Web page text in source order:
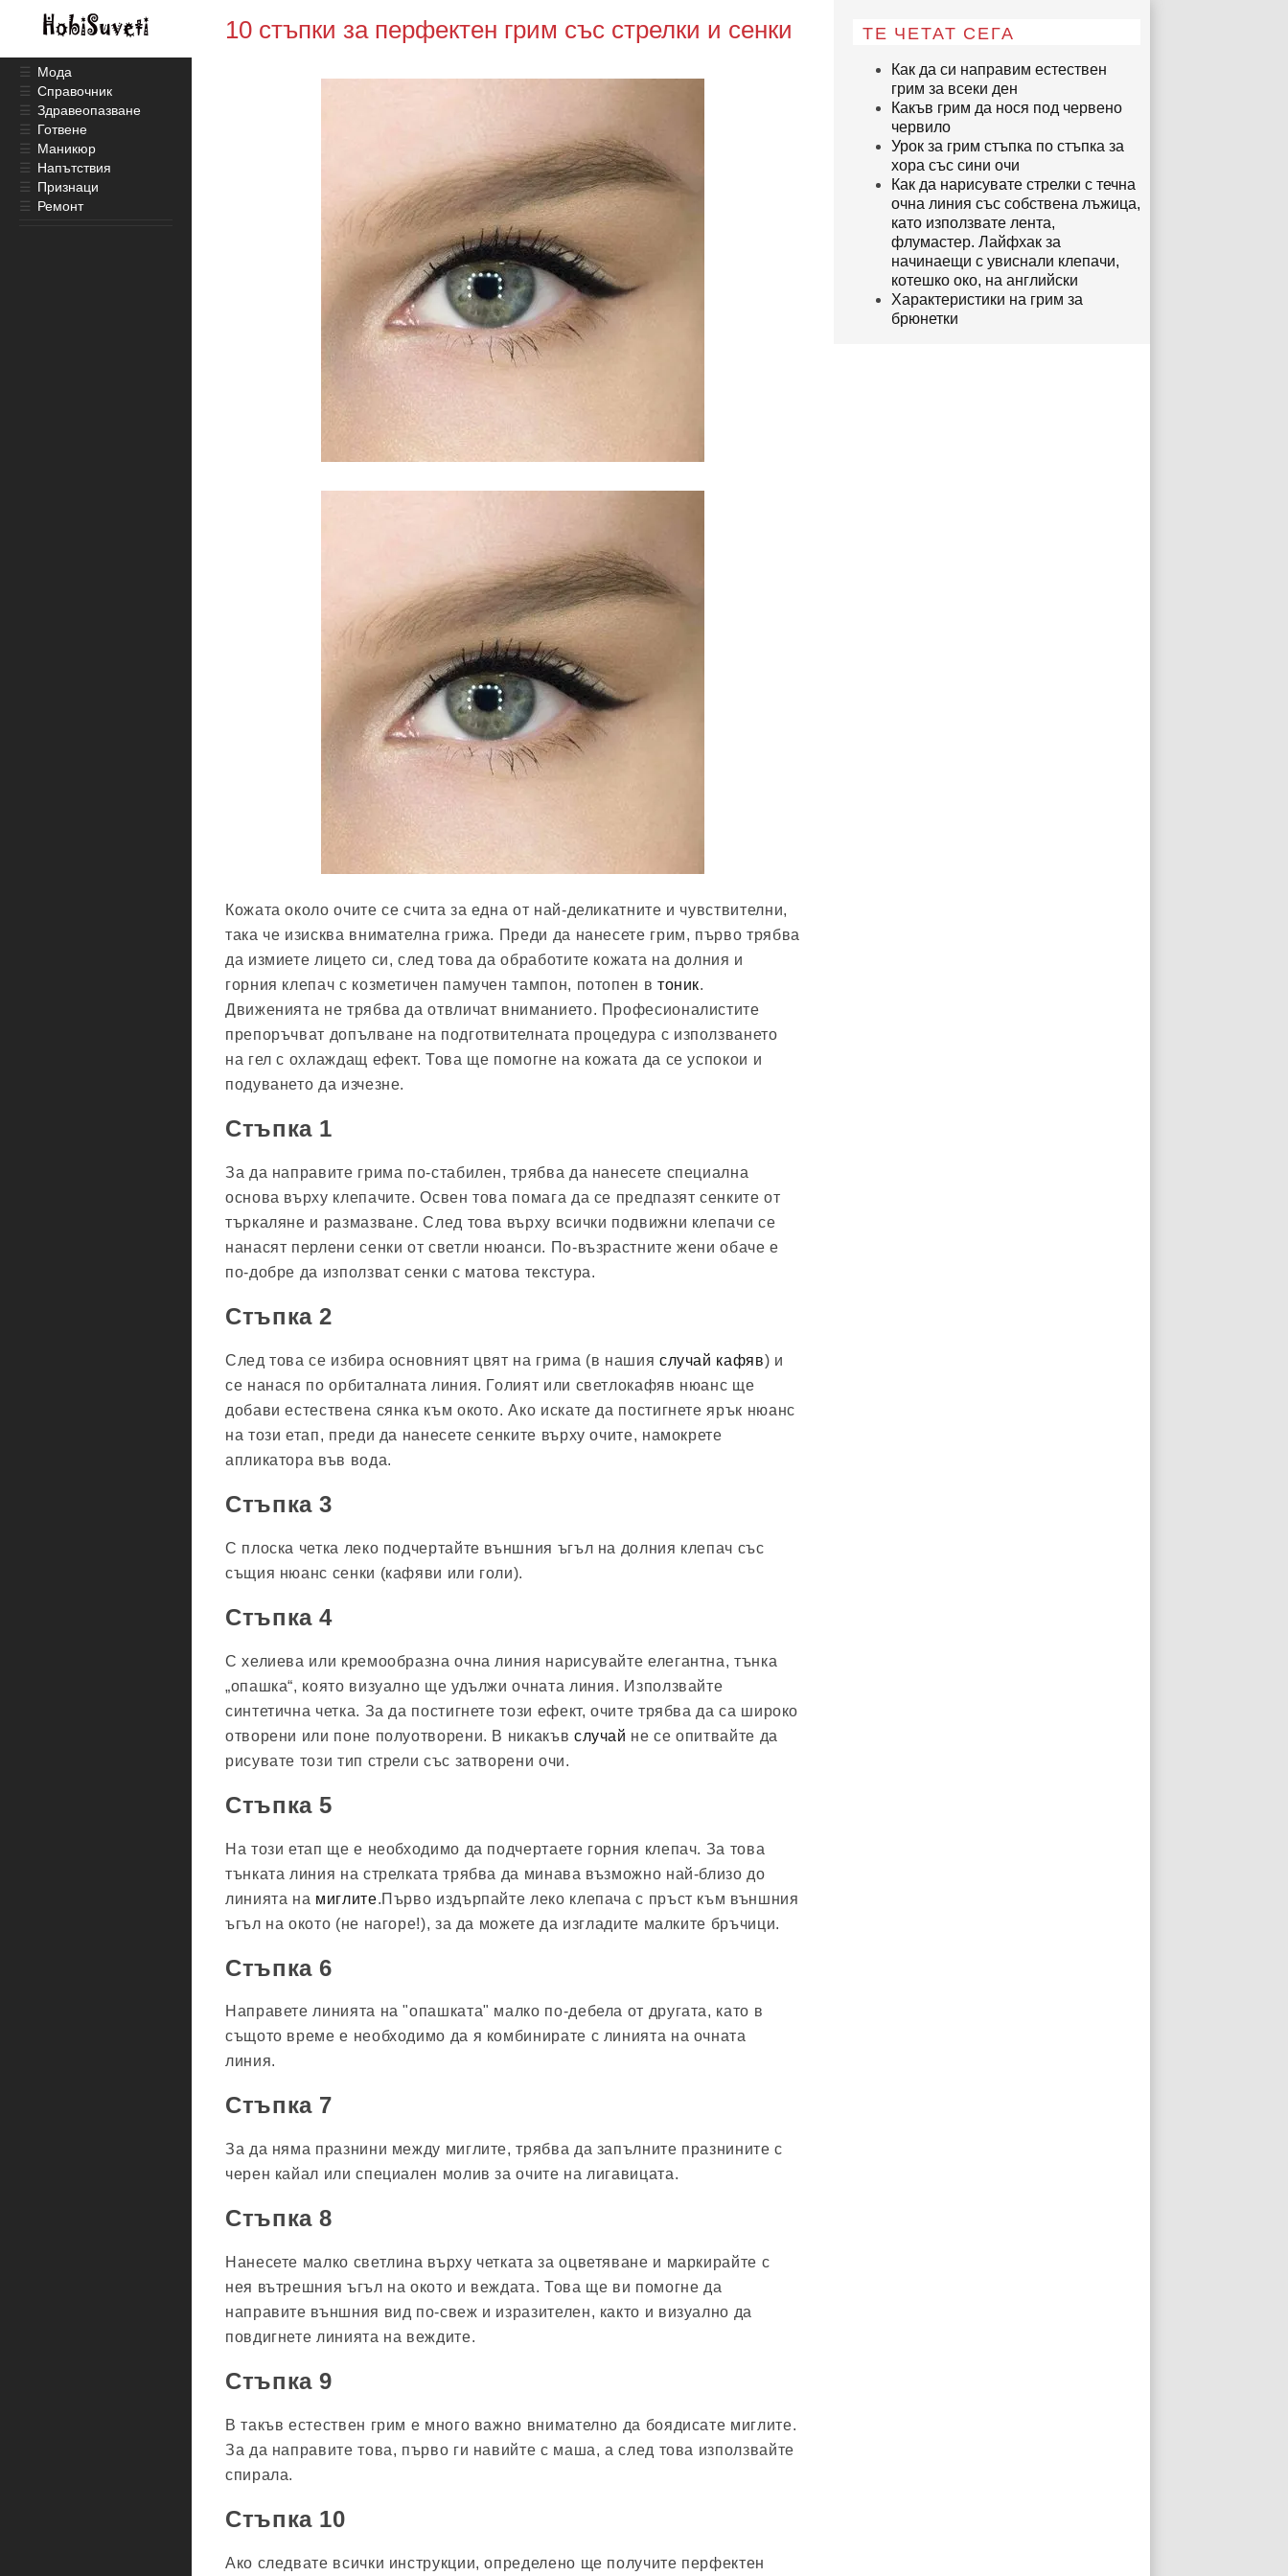
10 стъпки за перфектен грим със стрелки и сенки
Кожата около очите се счита за една от най-деликатните и чувствителни,
така че изисква внимателна грижа. Преди да нанесете грим, първо трябва
да измиете лицето си, след това да обработите кожата на долния и
горния клепач с козметичен памучен тампон, потопен в тоник.
Движенията не трябва да отвличат вниманието. Професионалистите
препоръчват допълване на подготвителната процедура с използването
на гел с охлаждащ ефект. Това ще помогне на кожата да се успокои и
подуването да изчезне.
Стъпка 1
За да направите грима по-стабилен, трябва да нанесете специална
основа върху клепачите. Освен това помага да се предпазят сенките от
търкаляне и размазване. След това върху всички подвижни клепачи се
нанасят перлени сенки от светли нюанси. По-възрастните жени обаче е
по-добре да използват сенки с матова текстура.
Стъпка 2
След това се избира основният цвят на грима (в нашия случай кафяв) и
се нанася по орбиталната линия. Голият или светлокафяв нюанс ще
добави естествена сянка към окото. Ако искате да постигнете ярък нюанс
на този етап, преди да нанесете сенките върху очите, намокрете
апликатора във вода.
Стъпка 3
С плоска четка леко подчертайте външния ъгъл на долния клепач със
същия нюанс сенки (кафяви или голи).
Стъпка 4
С хелиева или кремообразна очна линия нарисувайте елегантна, тънка
„опашка“, която визуално ще удължи очната линия. Използвайте
синтетична четка. За да постигнете този ефект, очите трябва да са широко
отворени или поне полуотворени. В никакъв случай не се опитвайте да
рисувате този тип стрели със затворени очи.
Стъпка 5
На този етап ще е необходимо да подчертаете горния клепач. За това
тънката линия на стрелката трябва да минава възможно най-близо до
линията на миглите.Първо издърпайте леко клепача с пръст към външния
ъгъл на окото (не нагоре!), за да можете да изгладите малките бръчици.
Стъпка 6
Направете линията на "опашката" малко по-дебела от другата, като в
същото време е необходимо да я комбинирате с линията на очната
линия.
Стъпка 7
За да няма празнини между миглите, трябва да запълните празнините с
черен кайал или специален молив за очите на лигавицата.
Стъпка 8
Нанесете малко светлина върху четката за оцветяване и маркирайте с
нея вътрешния ъгъл на окото и веждата. Това ще ви помогне да
направите външния вид по-свеж и изразителен, както и визуално да
повдигнете линията на веждите.
Стъпка 9
В такъв естествен грим е много важно внимателно да боядисате миглите.
За да направите това, първо ги навийте с маша, а след това използвайте
спирала.
Стъпка 10
Ако следвате всички инструкции, определено ще получите перфектен
ТЕ ЧЕТАТ СЕГА
Как да си направим естествен
грим за всеки ден
Какъв грим да нося под червено
червило
Урок за грим стъпка по стъпка за
хора със сини очи
Как да нарисувате стрелки с течна
очна линия със собствена лъжица,
като използвате лента,
флумастер. Лайфхак за
начинаещи с увиснали клепачи,
котешко око, на английски
Характеристики на грим за
брюнетки
☰ Мода
☰ Справочник
☰ Здравеопазване
☰ Готвене
☰ Маникюр
☰ Напътствия
☰ Признаци
☰ Ремонт